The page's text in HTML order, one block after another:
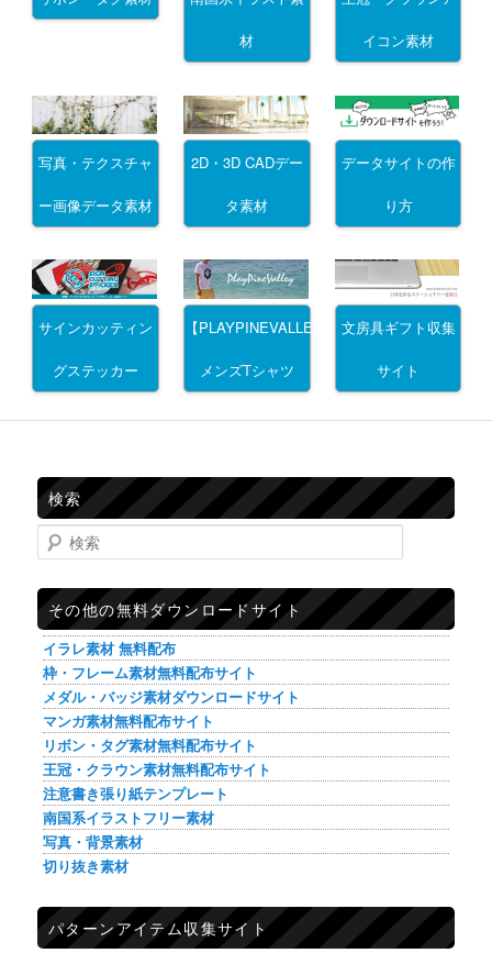
材 イコン素材
写真・テクスチャ
ー画像データ素材
2D・3D CADデー
タ素材
データサイトの作
り方
サインカッティン
グステッカー
【PLAYPINEVALLEY】
メンズTシャツ
文房具ギフト収集
サイト
検索
検索
その他の無料ダウンロードサイト
イラレ素材 無料配布
枠・フレーム素材無料配布サイト
メダル・バッジ素材ダウンロードサイト
マンガ素材無料配布サイト
リボン・タグ素材無料配布サイト
王冠・クラウン素材無料配布サイト
注意書き張り紙テンプレート
南国系イラストフリー素材
写真・背景素材
切り抜き素材
パターンアイテム収集サイト